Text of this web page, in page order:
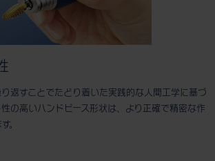
り返すことでたどり着いた実践的な人間工学に基づ
の高いハンドピース形状は、より正確で精密な作
。